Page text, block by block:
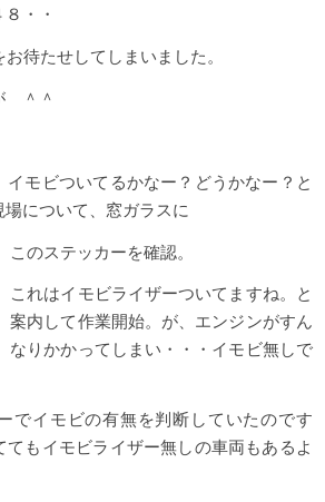
・・
待たせしてしまいました。
＾＾
モビついてるかなー？どうかなー？と
について、窓ガラスに
このステッカーを確認。
これはイモビライザーついてますね。と
案内して作業開始。が、エンジンがすん
なりかかってしまい・・・イモビ無しで
でイモビの有無を判断していたのです
もイモビライザー無しの車両もあるよ